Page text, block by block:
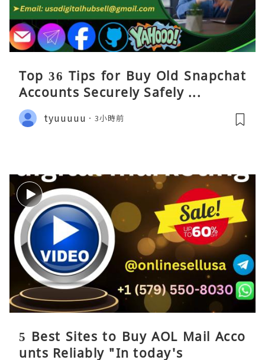
Top 36 Tips for Buy Old Snapchat
Accounts Securely Safely ...
tyuuuuu 3小時前
5 Best Sites to Buy AOL Mail Acco
unts Reliably "In today's